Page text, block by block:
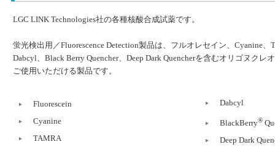
LGC LINK Technologies社の各種核酸合成試薬です。
蛍光検出用／Fluorescence Detection製品は、フルオレセイン、Cyanine、
Dabcyl、Black Berry Quencher、Deep Dark Quencherを含むオリゴヌクレ
ご使用いただける製品です。
Fluorescein
Cyanine
TAMRA
Dabcyl
BlackBerry®
Deep Dark